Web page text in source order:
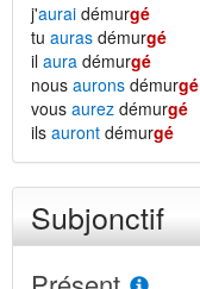
j'aurai démurgé
tu auras démurgé
il aura démurgé
nous aurons démurgé
vous aurez démurgé
ils auront démurgé
Subjonctif